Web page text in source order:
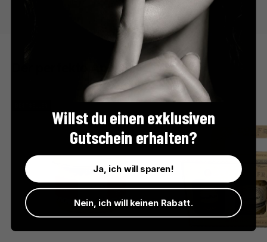
Der perfekte Apéro
Willst du einen exklusiven
Gutschein erhalten?
Ja, ich will sparen!
Nein, ich will keinen Rabatt.